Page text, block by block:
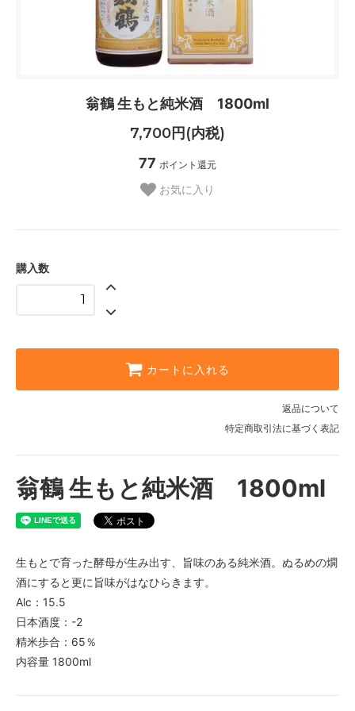
翁鶴 生もと純米酒 1800ml
7,700円(内税)
77 ポイント還元
お気に入り
購入数
カートに入れる
返品について
特定商取引法に基づく表記
翁鶴 生もと純米酒 1800ml
生もとで育った酵母が生み出す、旨味のある純米酒。ぬるめの燗
酒にすると更に旨味がはなひらきます。
Alc：15.5
日本酒度：-2
精米歩合：65％
内容量 1800ml